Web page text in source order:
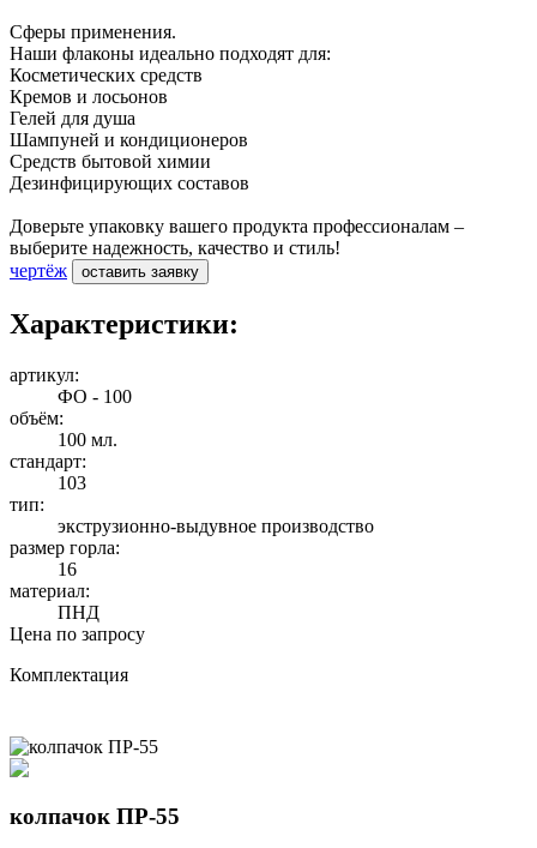
Сферы применения.
Наши флаконы идеально подходят для:
Косметических средств
Кремов и лосьонов
Гелей для душа
Шампуней и кондиционеров
Средств бытовой химии
Дезинфицирующих составов
Доверьте упаковку вашего продукта профессионалам –
выберите надежность, качество и стиль!
чертёж
оставить заявку
Характеристики:
артикул:
ФО - 100
объём:
100 мл.
стандарт:
103
тип:
экструзионно-выдувное производство
размер горла:
16
материал:
ПНД
Цена по запросу
Комплектация
колпачок ПР-55